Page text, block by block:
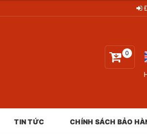
0
TIN TỨC CHÍNH SÁCH BẢO